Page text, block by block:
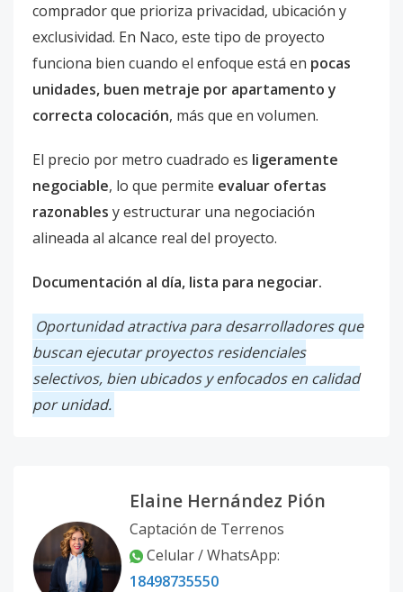
comprador que prioriza privacidad, ubicación y
exclusividad. En Naco, este tipo de proyecto
funciona bien cuando el enfoque está en pocas
unidades, buen metraje por apartamento y
correcta colocación, más que en volumen.
El precio por metro cuadrado es ligeramente
negociable, lo que permite evaluar ofertas
razonables y estructurar una negociación
alineada al alcance real del proyecto.
Documentación al día, lista para negociar.
Oportunidad atractiva para desarrolladores que
buscan ejecutar proyectos residenciales
selectivos, bien ubicados y enfocados en calidad
por unidad.
Elaine Hernández Pión
Captación de Terrenos
Celular / WhatsApp:
18498735550